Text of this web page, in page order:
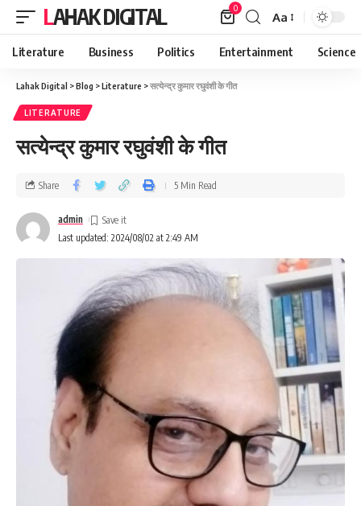
LAHAK DIGITAL 0
Aa
Literature Business Politics Entertainment Science
Lahak Digital >Blog >Literature >सत्येन्द्र कुमार रघुवंशी के गीत
LITERATURE
सत्येन्द्र कुमार रघुवंशी के गीत
Last updated: 2024/08/02 at 2:49 AM
admin
Share 5 Min Read